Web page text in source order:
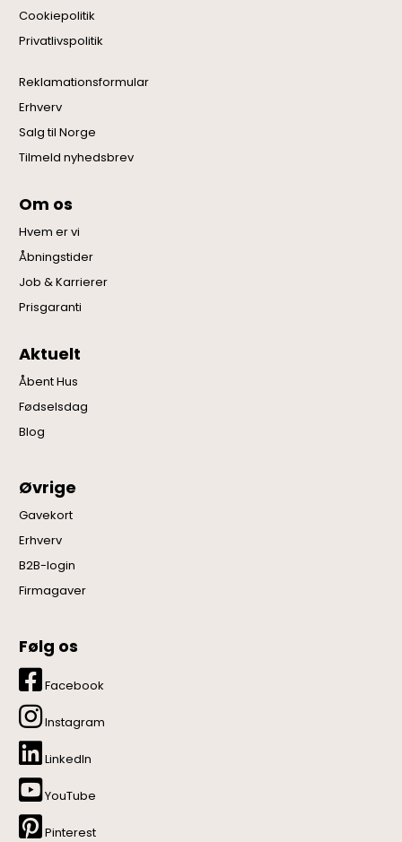
Cookiepolitik
Privatlivspolitik
Reklamationsformular
Erhverv
Salg til Norge
Tilmeld nyhedsbrev
Om os
Hvem er vi
Åbningstider
Job & Karrierer
Prisgaranti
Aktuelt
Åbent Hus
Fødselsdag
Blog
Øvrige
Gavekort
Erhverv
B2B-login
Firmagaver
Følg os
Facebook
Instagram
LinkedIn
YouTube
Pinterest